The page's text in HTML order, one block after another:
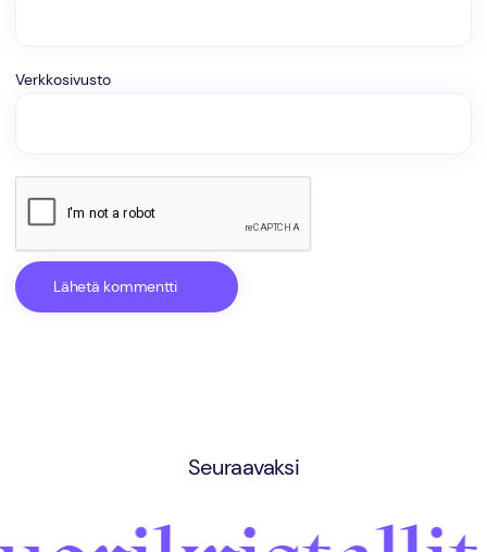
Verkkosivusto
Seuraavaksi